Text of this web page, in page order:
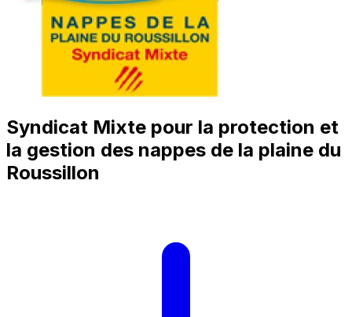
Syndicat Mixte pour la protection et
la gestion des nappes de la plaine du
Roussillon